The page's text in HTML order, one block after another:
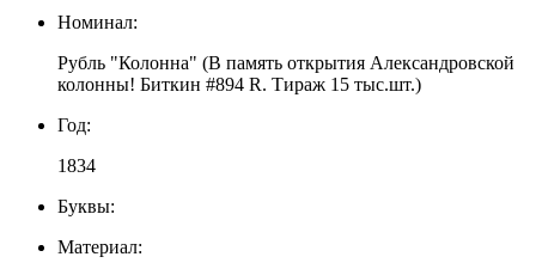
Номинал:
Рубль "Колонна" (В память открытия Александровской
колонны! Биткин #894 R. Тираж 15 тыс.шт.)
Год:
1834
Буквы:
Материал: